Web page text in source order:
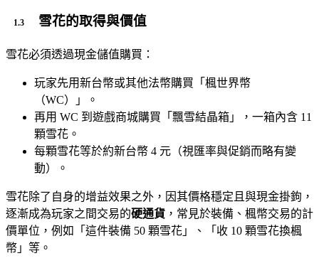
雪花的取得與價值
雪花必須透過現金儲值購買：
玩家先用新台幣或其他法幣購買「楓世界幣
（WC）」。
再用 WC 到遊戲商城購買「飄雪結晶箱」，一箱內含 11
顆雪花。
每顆雪花等於約新台幣 4 元（視匯率與促銷而略有變
動）。
雪花除了自身的增益效果之外，因其價格穩定且與現金掛鉤，
逐漸成為玩家之間交易的硬通貨 ，常見於裝備、楓幣交易的計
價單位，例如「這件裝備 50 顆雪花」、「收 10 顆雪花換楓
幣」等。